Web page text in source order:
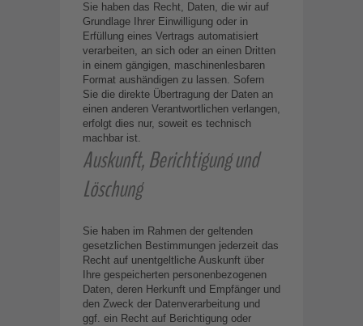
Sie haben das Recht, Daten, die wir auf
Grundlage Ihrer Einwilligung oder in
Erfüllung eines Vertrags automatisiert
verarbeiten, an sich oder an einen Dritten
in einem gängigen, maschinenlesbaren
Format aushändigen zu lassen. Sofern
Sie die direkte Übertragung der Daten an
einen anderen Verantwortlichen verlangen,
erfolgt dies nur, soweit es technisch
machbar ist.
Auskunft, Berichtigung und
Löschung
Sie haben im Rahmen der geltenden
gesetzlichen Bestimmungen jederzeit das
Recht auf unentgeltliche Auskunft über
Ihre gespeicherten personenbezogenen
Daten, deren Herkunft und Empfänger und
den Zweck der Datenverarbeitung und
ggf. ein Recht auf Berichtigung oder